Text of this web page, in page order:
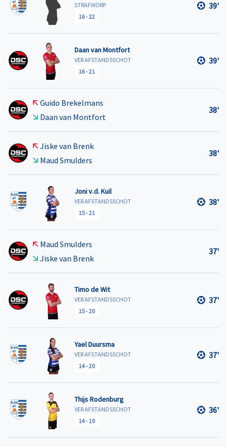
STRAFWORP
16-22
39'
Daan van Montfort
VER AFSTANDSSCHOT
16-21
39'
Guido Brekelmans
Daan van Montfort
38'
Jiske van Brenk
Maud Smulders
38'
Joni v.d. Kuil
VER AFSTANDSSCHOT
15-21
38'
Maud Smulders
Jiske van Brenk
37'
Timo de Wit
VER AFSTANDSSCHOT
15-20
37'
Yael Duursma
VER AFSTANDSSCHOT
14-20
37'
Thijs Rodenburg
VER AFSTANDSSCHOT
14- 19
36'